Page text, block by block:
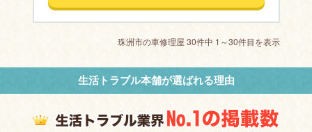
珠洲市の車修理屋 30件中 1～30件目を表示
生活トラブル本舗が選ばれる理由